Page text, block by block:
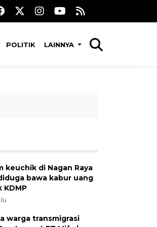
POLITIK LAINNYA
keuchik di Nagan Raya
bawa kabur uang
KDMP
warga transmigrasi